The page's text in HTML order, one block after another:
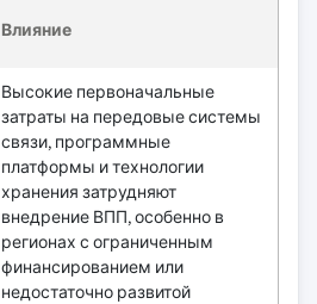
Влияние
Высокие первоначальные
затраты на передовые системы
связи, программные
платформы и технологии
хранения затрудняют
внедрение ВПП, особенно в
регионах с ограниченным
финансированием или
недостаточно развитой